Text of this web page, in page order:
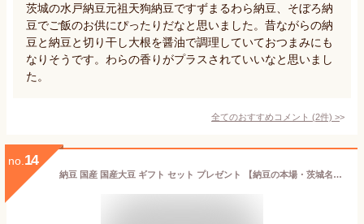
茨城の水戸納豆元祖天狗納豆ですずまるわら納豆、そぼろ納
豆でご飯のお供にぴったりだなと思いました。昔ながらの納
豆と納豆と切り干し大根を醤油で調理していておつまみにも
なりそうです。わらの香りがプラスされていいなと思いまし
た。
全てのおすすめコメント (2件) >
no. 14
納豆 国産 国産大豆 ギフト セット プレゼント 【納豆の本場・茨城名産品】そぼろ納豆 140g ナットウキナーゼ 納豆キナーゼ 納豆菌 おつまみ 水戸納豆 ご飯のお供 たれ タレ ナットウ